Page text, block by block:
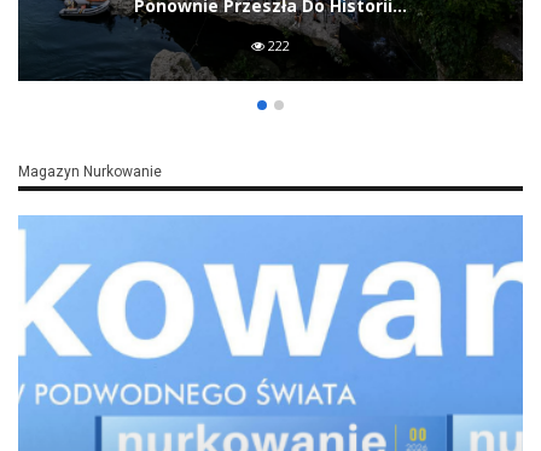
występowania największych okazów.
Wiedza ta może pomóc lepiej chronić je
przed uszkodzeniami powodowanymi przez
połowów.